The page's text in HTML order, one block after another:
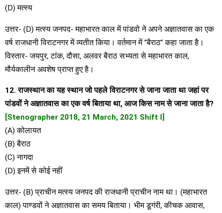
(D) मत्स्य
उत्तर- (D) मत्स्य जनपद- महाभारत काल में पांडवो ने अपने अज्ञातवास का एक
वर्ष राजधानी विराटनगर में व्यतीत किया। वर्तमान में “बैराठ” कहा जाता है।
विस्तार- जयपुर, टांक, दौसा, अलवर बैराठ सभ्यता से महाभारत काल,
मौर्यकालीन अवशेष प्राप्त हुए है।
12. राजस्थान का यह स्थान जो पहले विराटनगर से जाना जाता था जहां पर
पांडवों ने अज्ञातवास का एक वर्ष बिताया था, आज किस नाम से जाना जाता है?
[Stenographer 2018, 21 March, 2021 Shift I]
(A) कोलायत
(B) बैराठ
(C) नागदा
(D) इनमें से कोई नहीं
उत्तर- (B) प्राचीन मत्स्य जनपद की राजधानी प्राचीन नाम था। (महाभारत
काल) पाण्डवों ने अज्ञातवास का समय बिताया। भीम डूगंरी, कीचक आवास,